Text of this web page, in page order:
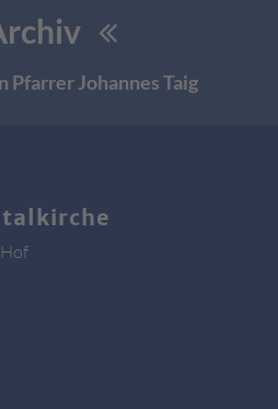
Pfarrer Johannes Taig